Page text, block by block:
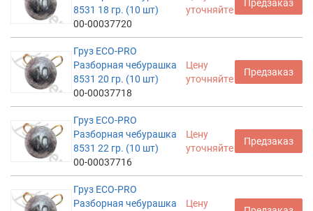
8531 18 гр. (10 шт)
00-00037720
уточняйте
Предзаказ
Груз ECO-PRO
Разборная чебурашка
8531 20 гр. (10 шт)
00-00037718
Цену
уточняйте
Предзаказ
Груз ECO-PRO
Разборная чебурашка
8531 22 гр. (10 шт)
00-00037716
Цену
уточняйте
Предзаказ
Груз ECO-PRO
Разборная чебурашка
Цену